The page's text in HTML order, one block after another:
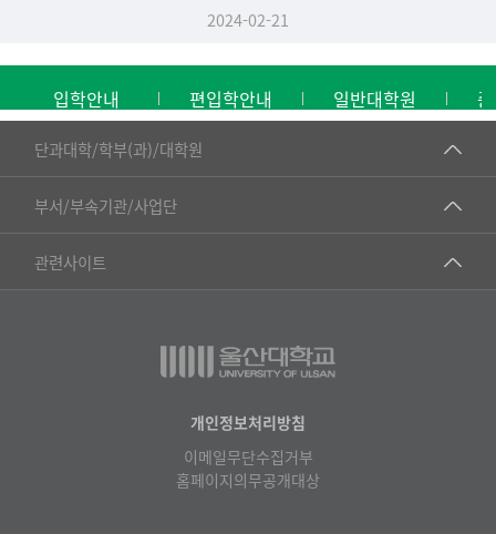
2024-02-21
입학안내 편입학안내 일반대학원
단과대학/학부(과)/대학원
■인문대학
▷국어국문학부
▷일본어·일본학과
▷프랑스어·프랑스학과
부서/부속기관/사업단
공동기기센터
공학교육혁신센터
물리BK 미래혁신응집물질물리인재교육연구단
관련사이트
건강가정지원센터
교수협의회
온라인 기술거래 플랫폼
개인정보처리방침
이메일무단수집거부
홈페이지의무공개대상